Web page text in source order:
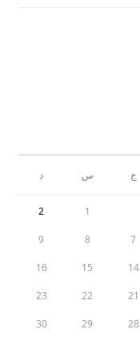
ج س د
1
2
7
8
9
14
15
16
21
22
23
28
29
30